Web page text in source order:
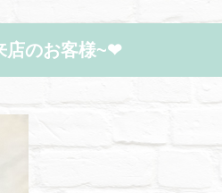
店のお客様~❤︎